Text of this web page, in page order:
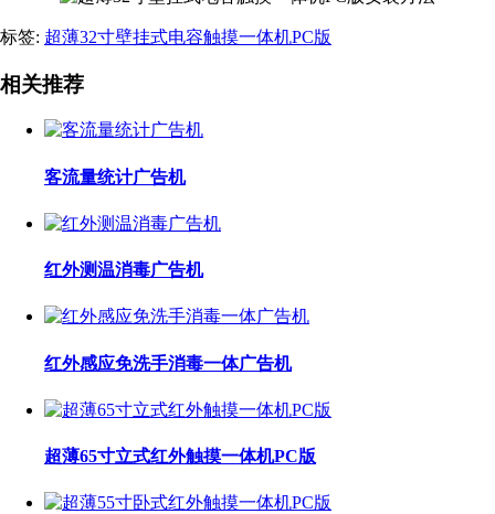
标签: 超薄32寸壁挂式电容触摸一体机PC版
相关推荐
客流量统计广告机
红外测温消毒广告机
红外感应免洗手消毒一体广告机
超薄65寸立式红外触摸一体机PC版